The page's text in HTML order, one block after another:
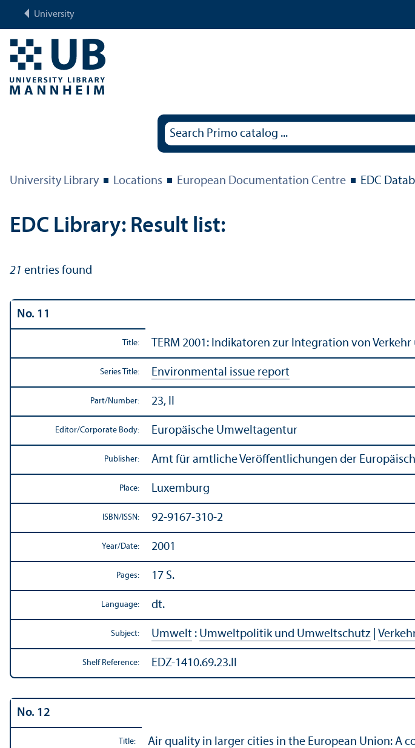
University
University Library Locations European Documentation Centre EDC
EDC Library: Result list:
21 entries found
No. 11
Title: TERM 2001: Indikatoren zur Integration von
Series Title: Environmental issue report
Part/Number: 23, II
Editor/Corporate Body: Europäische Umweltagentur
Publisher: Amt für amtliche Veröffentlichungen der
Place: Luxemburg
ISBN/ISSN: 92-9167-310-2
Year/Date: 2001
Pages: 17 S.
Language: dt.
Subject: Umwelt : Umweltpolitik und Umweltschutz
Shelf Reference: EDZ-1410.69.23.II
No. 12
Title: Air quality in larger cities in the European Union: A